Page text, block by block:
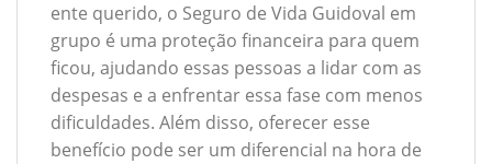
ente querido, o Seguro de Vida Guidoval em
grupo é uma proteção financeira para quem
ficou, ajudando essas pessoas a lidar com as
despesas e a enfrentar essa fase com menos
dificuldades. Além disso, oferecer esse
benefício pode ser um diferencial na hora de